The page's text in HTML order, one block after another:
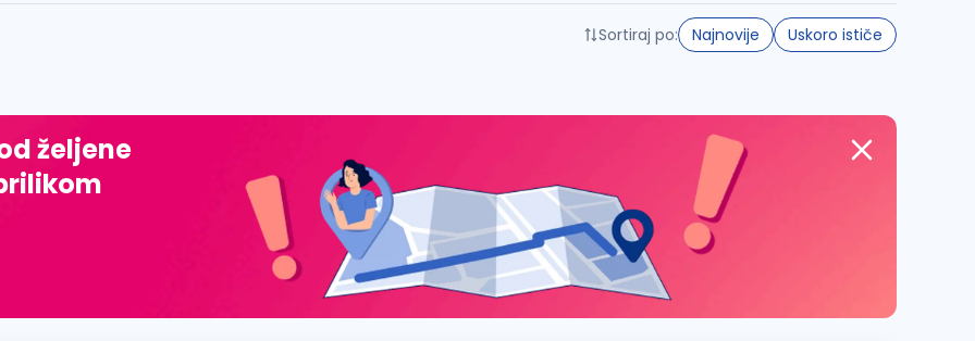
đ, ž, dž)
Sortiraj po: Najnovije Uskoro ističe
željene